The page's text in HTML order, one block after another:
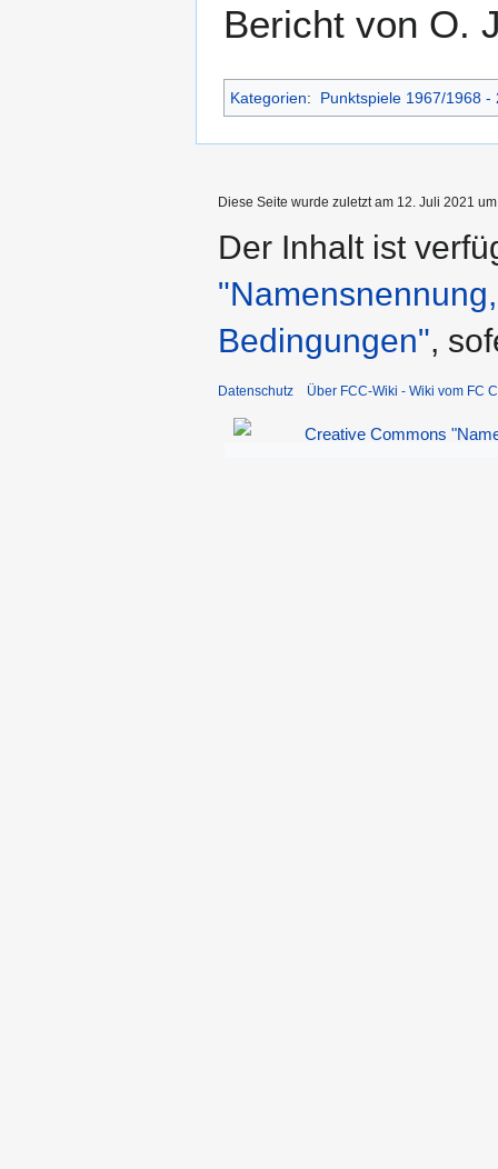
Bericht von O.
Kategorien: Punktspiele 1967/1968 -
Diese Seite wurde zuletzt am 12. Juli 2021
Der Inhalt ist
Bedingungen",
Datenschutz Über FCC-Wiki - Wiki vom FC